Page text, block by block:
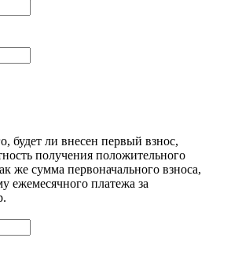
будет ли внесен первый взнос,
получения положительного
же сумма первоначального взноса,
ежемесячного платежа за